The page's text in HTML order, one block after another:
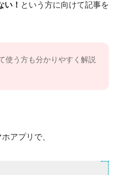
い！ という方に向けて記事を
使う方も分かりやすく解説
アプリで、